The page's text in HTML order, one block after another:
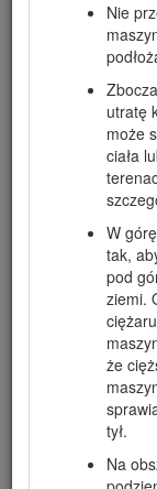
Nie
utratę
może
ciała
W
tak,
pod
ziemi.
że
tył.
Na
Toro lub
skontaktować
serwisowym lub
przygotowanie
numeru
przewidzianym
Important:
tabliczce z
uzyskać
innych